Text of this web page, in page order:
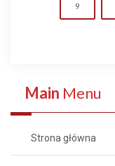
9
Main Menu
Strona główna